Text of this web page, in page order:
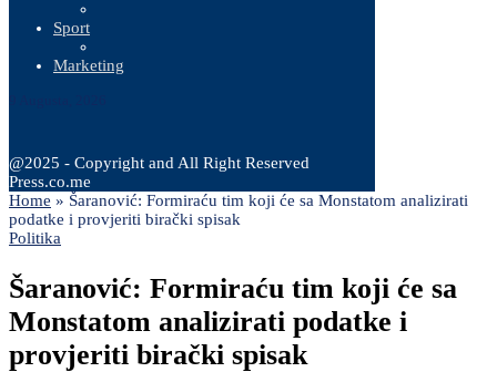
Sport
Marketing
@2025 - Copyright and All Right Reserved
Press.co.me
Home » Šaranović: Formiraću tim koji će sa Monstatom analizirati
podatke i provjeriti birački spisak
Politika
Šaranović: Formiraću tim koji će sa
Monstatom analizirati podatke i
provjeriti birački spisak